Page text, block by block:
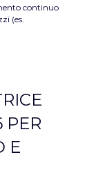
continuo
(es.
PER
E